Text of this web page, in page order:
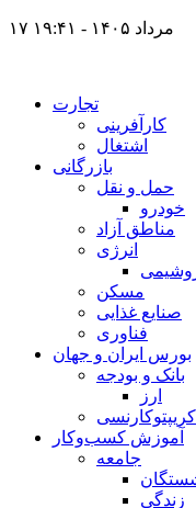
۱۷ مرداد ۱۴۰۵ - ۱۹:۴۱
تجارت
کارآفرینی
اشتغال
بازرگانی
حمل و نقل
خودرو
مناطق آزاد
انرژی
مسکن
صنایع غذایی
فناوری
بورس ایران و جهان
بانک و بودجه
ارز
کریپتوکارنسی
آموزش کسب‌وکار
جامعه
زندگی